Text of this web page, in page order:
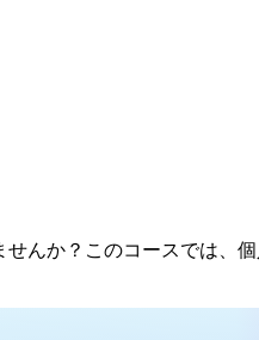
んか？このコースでは、